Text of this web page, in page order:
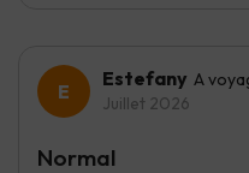
Estefany A
Juillet 2026
Normal